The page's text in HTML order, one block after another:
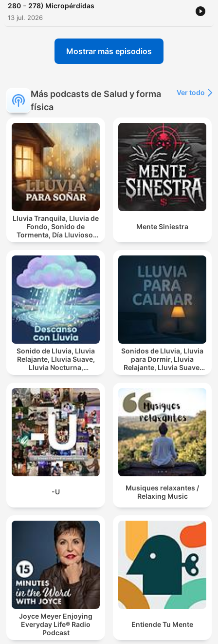
280 - 278) Micropérdidas
13 jul. 2026
Mostrar más episodios
Más podcasts de Salud y forma
física
Ver todo
Lluvia Tranquila, Lluvia de
Fondo, Sonido de
Tormenta, Día Lluvioso,
Lluvia Para Soñar
Mente Siniestra
Sonido de Lluvia, Lluvia
Relajante, Lluvia Suave,
Lluvia Nocturna,
Descanso Con Lluvia
Sonidos de Lluvia, Lluvia
para Dormir, Lluvia
Relajante, Lluvia Suave,
Lluvia Para Calmar
-U
Musiques relaxantes /
Relaxing Music
Joyce Meyer Enjoying
Everyday Life® Radio
Podcast
Entiende Tu Mente